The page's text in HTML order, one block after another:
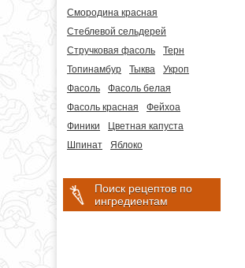
Смородина красная
Стеблевой сельдерей
Стручковая фасоль
Терн
Топинамбур
Тыква
Укроп
Фасоль
Фасоль белая
Фасоль красная
Фейхоа
Финики
Цветная капуста
Шпинат
Яблоко
Поиск рецептов по
ингредиентам